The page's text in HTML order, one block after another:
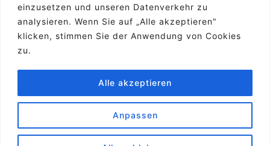
einzusetzen und unseren Datenverkehr zu
analysieren. Wenn Sie auf „Alle akzeptieren"
klicken, stimmen Sie der Anwendung von Cookies
zu.
Anpassen
Alle akzeptieren
Kontakt